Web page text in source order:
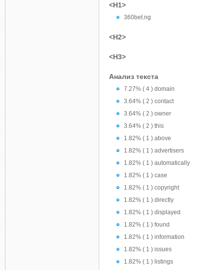
<H1>
360bet.ng
<H2>
<H3>
Анализ текста
7.27% ( 4 ) domain
3.64% ( 2 ) contact
3.64% ( 2 ) owner
3.64% ( 2 ) this
1.82% ( 1 ) above
1.82% ( 1 ) advertisers
1.82% ( 1 ) automatically
1.82% ( 1 ) case
1.82% ( 1 ) copyright
1.82% ( 1 ) directly
1.82% ( 1 ) displayed
1.82% ( 1 ) found
1.82% ( 1 ) information
1.82% ( 1 ) issues
1.82% ( 1 ) listings